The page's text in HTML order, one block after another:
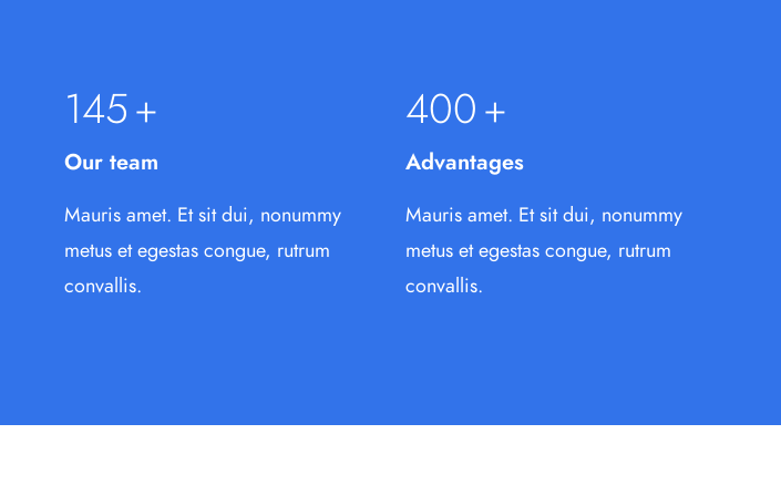
145+
Our team
Mauris amet. Et sit dui, nonummy
metus et egestas congue, rutrum
convallis.
400+
Advantages
Mauris amet. Et sit dui, nonummy
metus et egestas congue, rutrum
convallis.